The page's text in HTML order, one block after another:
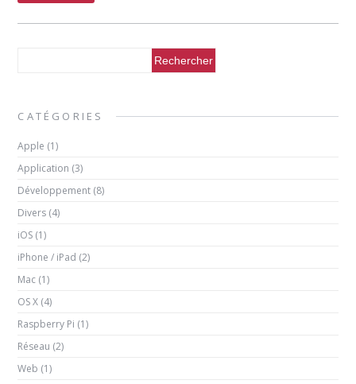
CATÉGORIES
Apple (1)
Application (3)
Développement (8)
Divers (4)
iOS (1)
iPhone / iPad (2)
Mac (1)
OS X (4)
Raspberry Pi (1)
Réseau (2)
Web (1)